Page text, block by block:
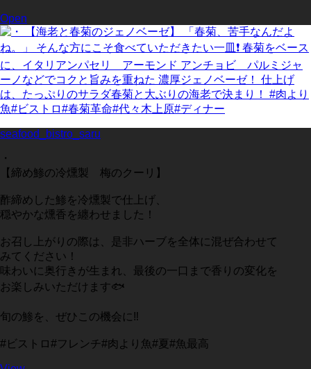
Open
seafood_bistro_saru
・
【締め鯵の冷燻製 梅のクーリ】
酢締めした鯵を冷燻製で仕上げ、
穏やかな燻香を纏わせました！
お召し上がりの際は、是非ハーブを全体に混ぜ合わせて
みてください！
味わいに奥行きが生まれ、最後の一口まで香りの変化を
お楽しみいただけます🐟
旬の鯵を、ぜひこの機会に‼️
#ビストロ#フレンチ#肉より魚#夏#魚最高